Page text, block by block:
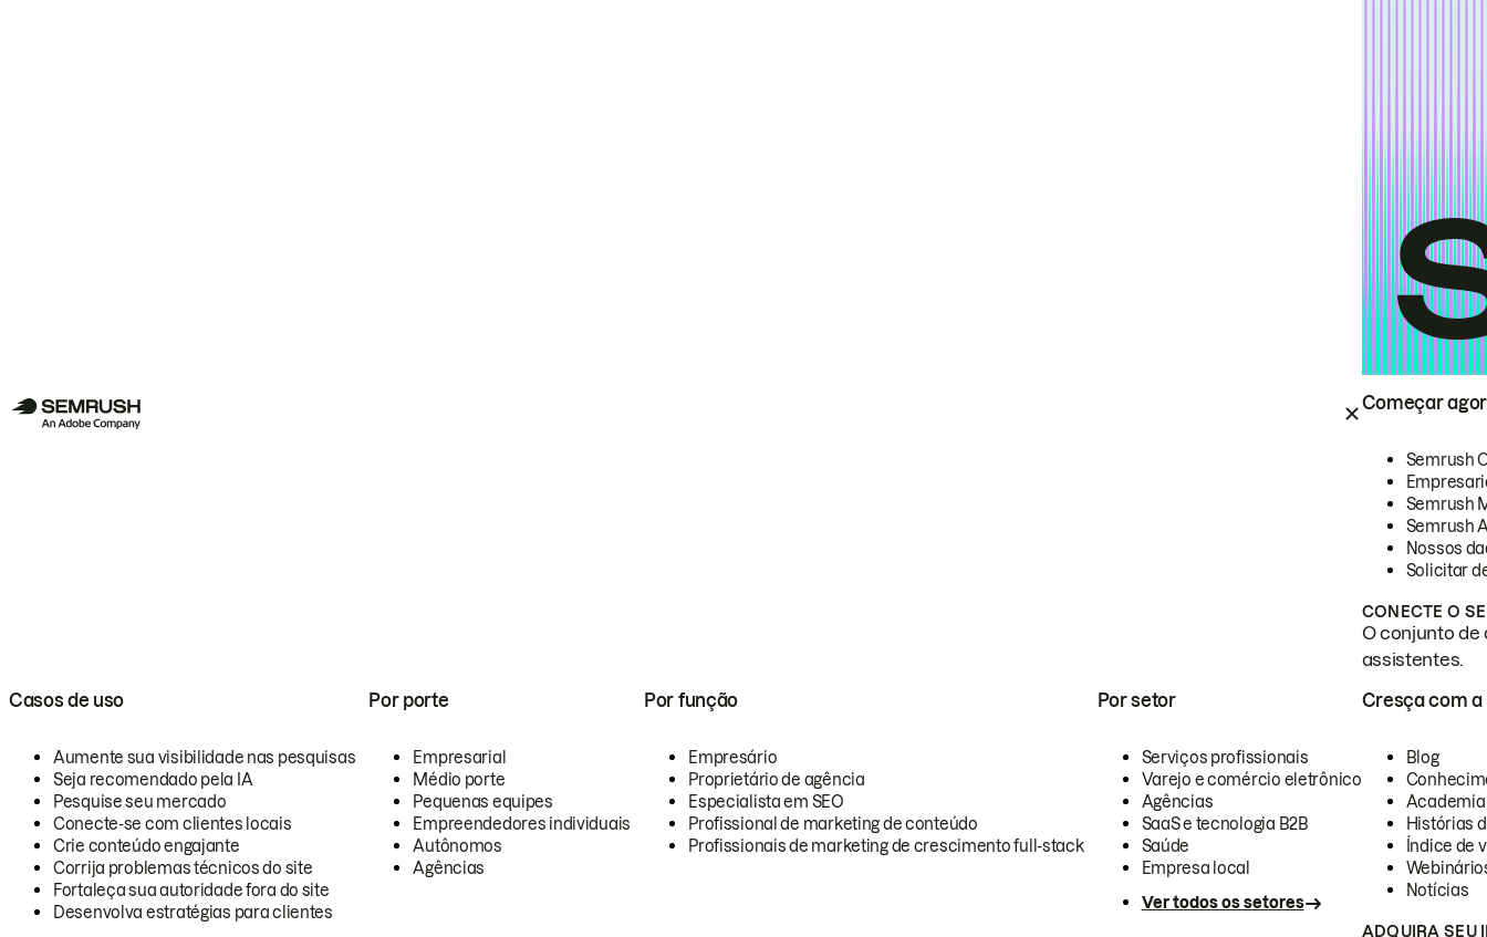
Começar
Semrush
Semrush
Semrush
Nossos
Solicitar
CONECTE O
O conjunto de
assistentes.
Casos de uso
Aumente sua visibilidade nas pesquisas
Seja recomendado pela IA
Pesquise seu mercado
Conecte-se com clientes locais
Crie conteúdo engajante
Corrija problemas técnicos do site
Fortaleça sua autoridade fora do site
Desenvolva estratégias para clientes
Por porte
Empresarial
Médio porte
Pequenas equipes
Empreendedores individuais
Autônomos
Agências
Por função
Empresário
Proprietário de agência
Especialista em SEO
Profissional de marketing de conteúdo
Profissionais de marketing de crescimento full-stack
Por setor
Serviços profissionais
Varejo e comércio eletrônico
Agências
SaaS e tecnologia B2B
Saúde
Empresa local
Ver todos os setores
Cresça com a
Blog
Academia
Histórias
Índice de
Notícias
ADQUIRA SEU